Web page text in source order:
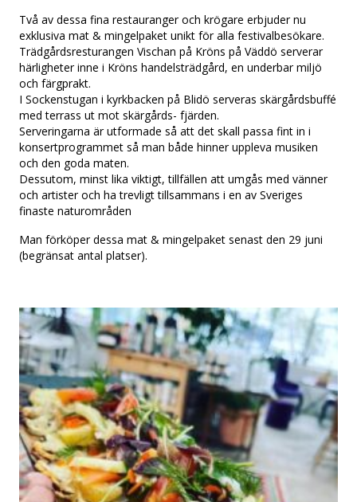
Två av dessa fina restauranger och krögare erbjuder nu
exklusiva mat & mingelpaket unikt för alla festivalbesökare.
Trädgårdsresturangen Vischan på Kröns på Väddö serverar
härligheter inne i Kröns handelsträdgård, en underbar miljö
och färgprakt.
I Sockenstugan i kyrkbacken på Blidö serveras skärgårdsbuffé
med terrass ut mot skärgårds- fjärden.
Serveringarna är utformade så att det skall passa fint in i
konsertprogrammet så man både hinner uppleva musiken
och den goda maten.
Dessutom, minst lika viktigt, tillfällen att umgås med vänner
och artister och ha trevligt tillsammans i en av Sveriges
finaste naturområden
Man förköper dessa mat & mingelpaket senast den 29 juni
(begränsat antal platser).